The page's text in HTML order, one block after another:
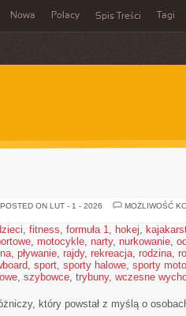
Nowa Polacy Spis Treści Tagi
POSTED ON LUT - 1 - 2026
MOŻLIWOŚĆ
, fitness, formuła 1, hokej,
, motocykle, narty, nurkowanie,
, pływanie, rajdy, rekreacja, rodzina,
, sport, sporty halowe, sporty
, szybowce, trybuny, wczesne
który powstał z myślą o